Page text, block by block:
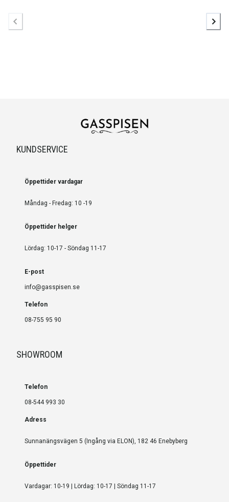
KUNDSERVICE
Öppettider vardagar
Måndag - Fredag: 10 -19
Öppettider helger
Lördag: 10-17 - Söndag 11-17
E-post
info@gasspisen.se
Telefon
08-755 95 90
SHOWROOM
Telefon
08-544 993 30
Adress
Sunnanängsvägen 5 (Ingång via ELON), 182 46 Enebyberg
Öppettider
Vardagar: 10-19 | Lördag: 10-17 | Söndag 11-17